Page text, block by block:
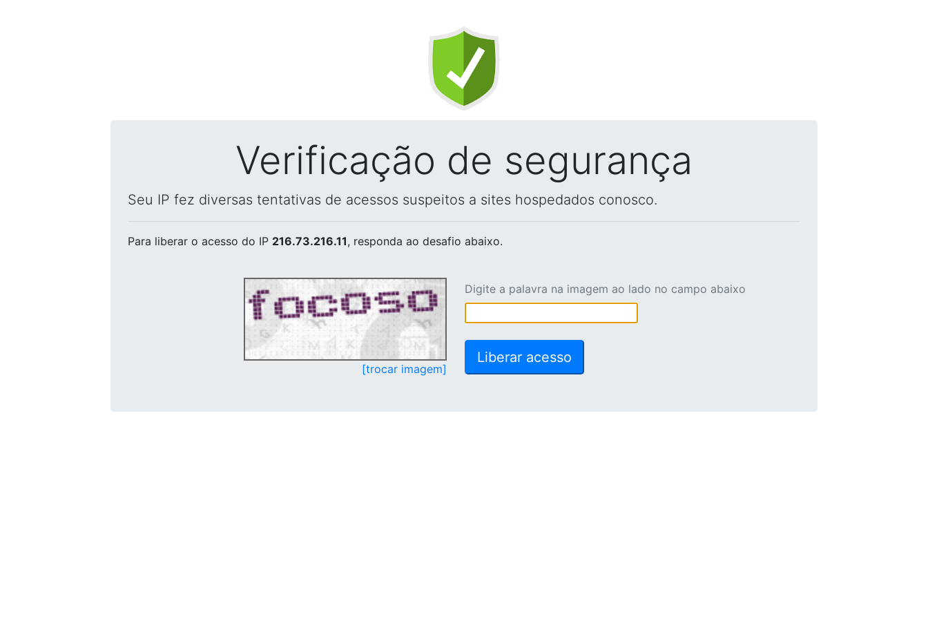
Verificação de segurança
Seu IP fez diversas tentativas de acessos suspeitos a sites hospedados conosco.
Para liberar o acesso do IP 216.73.216.11, responda ao desafio abaixo.
[trocar imagem]
Digite a palavra na imagem ao lado no campo abaixo